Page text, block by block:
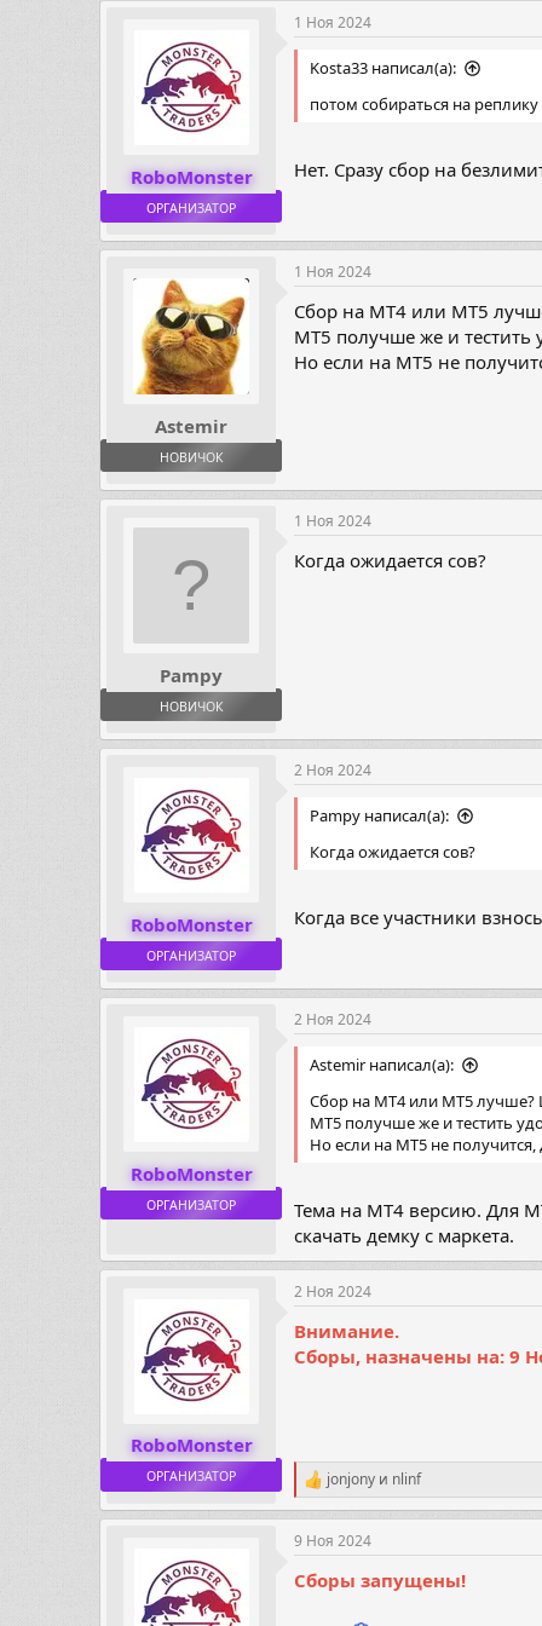
RoboMonster
ОРГАНИЗАТОР
1 Ноя 2024
Kosta33 написал(а):
потом собираться на
Нет. Сразу сбор на
Astemir
НОВИЧОК
1 Ноя 2024
Сбор на МТ4 или МТ5
МТ5 получше же и тестить
Но если на МТ5 не
Pampy
НОВИЧОК
1 Ноя 2024
Когда ожидается сов?
RoboMonster
ОРГАНИЗАТОР
2 Ноя 2024
Pampy написал(а):
Когда ожидается сов?
Когда все участники
RoboMonster
ОРГАНИЗАТОР
2 Ноя 2024
Astemir написал(а):
Сбор на МТ4 или МТ5 лучше?
МТ5 получше же и тестить
Но если на МТ5 не получится,
Тема на МТ4 версию. Для
скачать демку с маркета.
RoboMonster
ОРГАНИЗАТОР
2 Ноя 2024
Внимание.
Сборы, назначены на: 9
Р
е
а
к
и
jonjony и nlinf
9 Ноя 2024
Сборы запущены!